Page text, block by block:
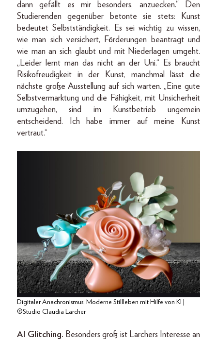
dann gefällt es mir besonders, anzuecken.“ Den
Studierenden gegenüber betonte sie stets: Kunst
bedeutet Selbstständigkeit. Es sei wichtig zu wissen,
wie man sich versichert, Förderungen beantragt und
wie man an sich glaubt und mit Niederlagen umgeht.
„Leider lernt man das nicht an der Uni.“ Es braucht
Risikofreudigkeit in der Kunst, manchmal lässt die
nächste große Ausstellung auf sich warten. „Eine gute
Selbstvermarktung und die Fähigkeit, mit Unsicherheit
umzugehen, sind im Kunstbetrieb ungemein
entscheidend. Ich habe immer auf meine Kunst
vertraut.“
Digitaler Anachronismus: Moderne Stillleben mit Hilfe von KI |
©Studio Claudia Larcher
AI Glitching. Besonders groß ist Larchers Interesse an